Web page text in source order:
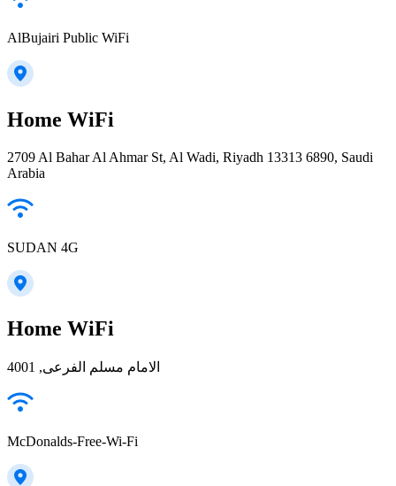
AlBujairi Public WiFi
Home WiFi
2709 Al Bahar Al Ahmar St, Al Wadi, Riyadh 13313 6890, Saudi
Arabia
SUDAN 4G
Home WiFi
الامام مسلم الفرعى, 4001
McDonalds-Free-Wi-Fi